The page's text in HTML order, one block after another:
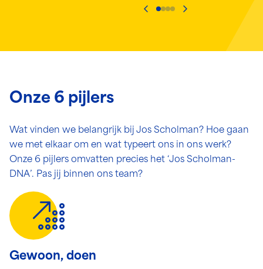
Ga naar vorige slide
Ga naar
Onze 6 pijlers
Wat vinden we belangrijk bij Jos Scholman? Hoe gaan
we met elkaar om en wat typeert ons in ons werk?
Onze 6 pijlers omvatten precies het ‘Jos Scholman-
DNA’. Pas jij binnen ons team?
Gewoon, doen